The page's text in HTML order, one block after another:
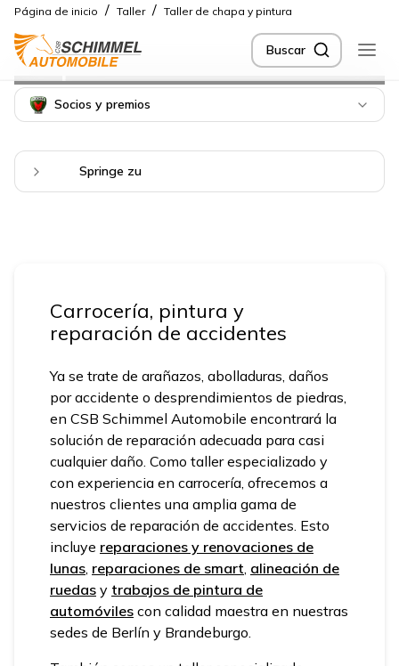
Página de inicio / Taller / Taller de chapa y pintura
Buscar
Reparaciones de carrocería
y pintura
Socios y premios
Springe zu
Carrocería, pintura y
reparación de accidentes
Ya se trate de arañazos, abolladuras, daños
por accidente o desprendimientos de piedras,
en CSB Schimmel Automobile encontrará la
solución de reparación adecuada para casi
cualquier daño. Como taller especializado y
con experiencia en carrocería, ofrecemos a
nuestros clientes una amplia gama de
servicios de reparación de accidentes. Esto
incluye reparaciones y renovaciones de
lunas, reparaciones de smart, alineación de
ruedas y trabajos de pintura de
automóviles con calidad maestra en nuestras
sedes de Berlín y Brandeburgo.